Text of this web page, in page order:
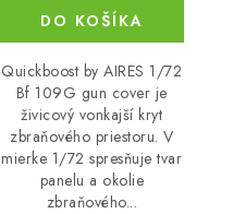
DO KOŠÍKA
Quickboost by AIRES 1/72
Bf 109G gun cover je
živicový vonkajší kryt
zbraňového priestoru. V
mierke 1/72 spresňuje tvar
panelu a okolie
zbraňového...